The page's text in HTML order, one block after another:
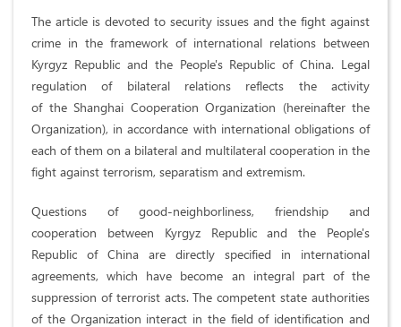
The article is devoted to security issues and the fight against
crime in the framework of international relations between
Kyrgyz Republic and the People's Republic of China. Legal
regulation of bilateral relations reflects the activity
of the Shanghai Cooperation Organization (hereinafter the
Organization), in accordance with international obligations of
each of them on a bilateral and multilateral cooperation in the
fight against terrorism, separatism and extremism.
Questions of good-neighborliness, friendship and
cooperation between Kyrgyz Republic and the People's
Republic of China are directly specified in international
agreements, which have become an integral part of the
suppression of terrorist acts. The competent state authorities
of the Organization interact in the field of identification and